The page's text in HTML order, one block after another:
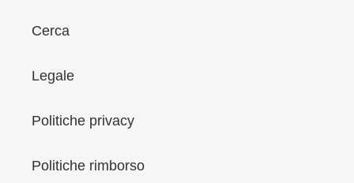
Cerca
Legale
Politiche privacy
Politiche rimborso